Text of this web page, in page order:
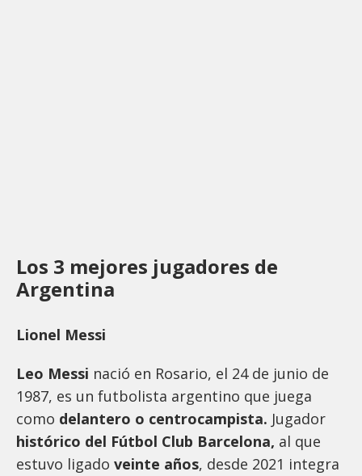
Los 3 mejores jugadores de
Argentina
Lionel Messi
Leo Messi nació en Rosario, el 24 de junio de
1987, es un futbolista argentino que juega
como delantero o centrocampista. Jugador
histórico del Fútbol Club Barcelona, al que
estuvo ligado veinte años, desde 2021 integra